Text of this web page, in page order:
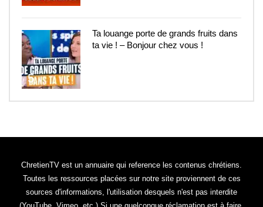
5
Ta louange porte de grands fruits dans
ta vie ! – Bonjour chez vous !
ChretienTV est un annuaire qui reference les contenus chrétiens.
Toutes les ressources placées sur notre site proviennent de ces
sources d'informations, l'utilisation desquels n'est pas interdite